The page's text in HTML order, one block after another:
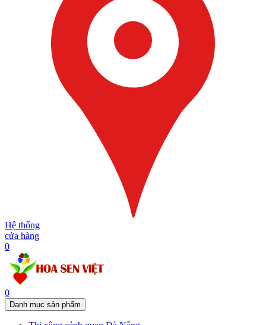
Hệ thống
cửa hàng
0
0
Danh mục sản phẩm